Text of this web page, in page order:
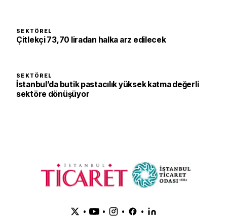
SEKTÖREL
Çitlekçi 73,70 liradan halka arz edilecek
SEKTÖREL
İstanbul’da butik pastacılık yüksek katma değerli
sektöre dönüşüyor
• • • •